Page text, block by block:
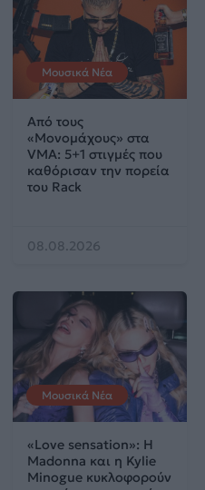
Μουσικά Νέα
Από τους
«Μονομάχους» στα
VMA: 5+1 στιγμές που
καθόρισαν την πορεία
του Rack
08.08.2026
Μουσικά Νέα
«Love sensation»: Η
Madonna και η Kylie
Minogue κυκλοφορούν